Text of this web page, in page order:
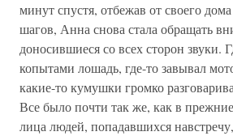
минут спустя, отбежав от своего
шагов, Анна снова стала обращать
доносившиеся со всех сторон звуки.
копытами лошадь, где-то завывал
какие-то кумушки громко
Все было почти так же, как в
лица людей, попадавшихся